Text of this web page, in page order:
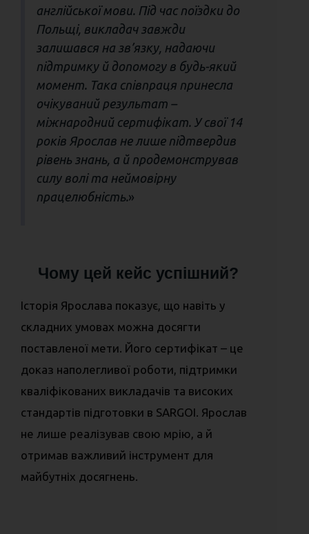
англійської мови. Під час поїздки до
Польщі, викладач завжди
залишався на зв’язку, надаючи
підтримку й допомогу в будь-який
момент. Така співпраця принесла
очікуваний результат –
міжнародний сертифікат. У свої 14
років Ярослав не лише підтвердив
рівень знань, а й продемонстрував
силу волі та неймовірну
працелюбність.»
Чому цей кейс успішний?
Історія Ярослава показує, що навіть у
складних умовах можна досягти
поставленої мети. Його сертифікат – це
доказ наполегливої роботи, підтримки
кваліфікованих викладачів та високих
стандартів підготовки в SARGOI. Ярослав
не лише реалізував свою мрію, а й
отримав важливий інструмент для
майбутніх досягнень.